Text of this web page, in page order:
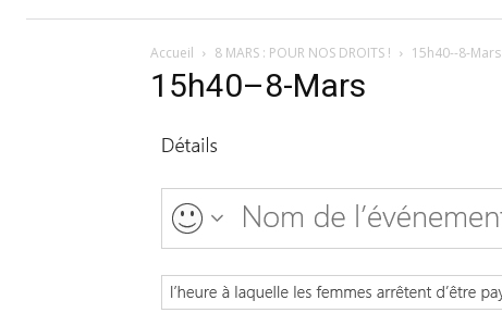
Accueil 8 MARS : POUR NOS DROITS ! 15h40--8-Mars
15h40–8-Mars